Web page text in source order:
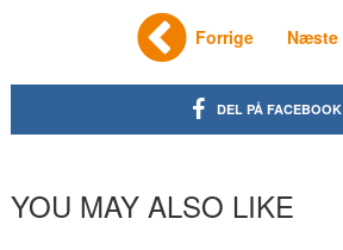
Forrige Næste
DEL PÅ FACEBOOK
YOU MAY ALSO LIKE